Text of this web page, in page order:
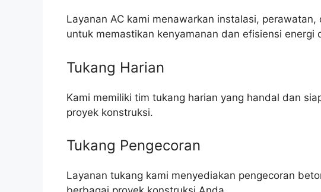
Layanan AC kami menawarkan instalasi,
untuk memastikan kenyamanan dan efisiensi energi
Tukang Harian
Kami memiliki tim tukang harian yang handal dan
proyek konstruksi.
Tukang Pengecoran
Layanan tukang kami menyediakan pengecoran